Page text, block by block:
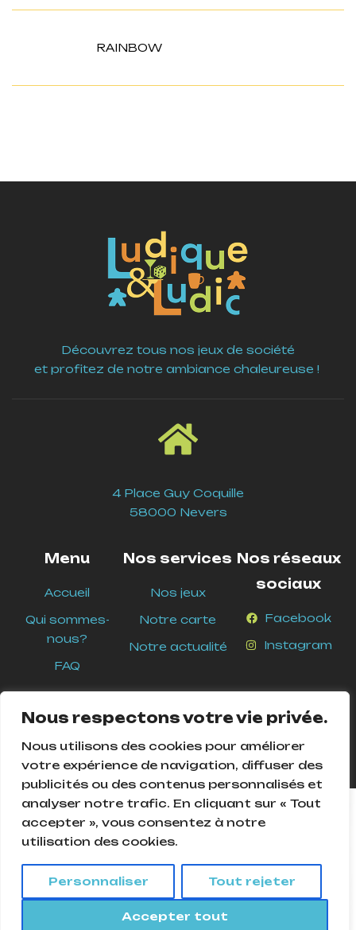
Nous respectons votre vie privée.
Nous utilisons des cookies pour améliorer
votre expérience de navigation, diffuser des
publicités ou des contenus personnalisés et
analyser notre trafic. En cliquant sur « Tout
accepter », vous consentez à notre
utilisation des cookies.
Personnaliser Tout rejeter
Accepter tout
RAINBOW
Découvrez tous nos jeux de société
et profitez de notre ambiance chaleureuse !
4 Place Guy Coquille
58000 Nevers
Menu
Accueil
Qui sommes-
nous?
FAQ
Nos services
Nos jeux
Notre carte
Notre actualité
Nos réseaux
sociaux
Facebook
Instagram
Création
Agence Mycom
Cookies Pour assurer le bon fonctionnement de ce site, nous
devons parfois enregistrer de petits fichiers de données sur
web font de même.